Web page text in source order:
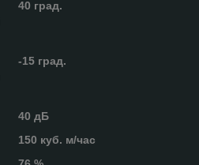
40 град.
-15 град.
40 дБ
150 куб. м/час